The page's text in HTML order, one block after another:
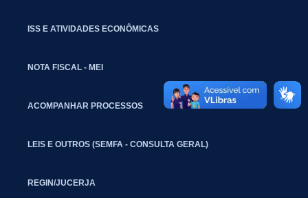
ISS E ATIVIDADES ECONÔMICAS
NOTA FISCAL - MEI
ACOMPANHAR PROCESSOS
LEIS E OUTROS (SEMFA - CONSULTA GERAL)
REGIN/JUCERJA